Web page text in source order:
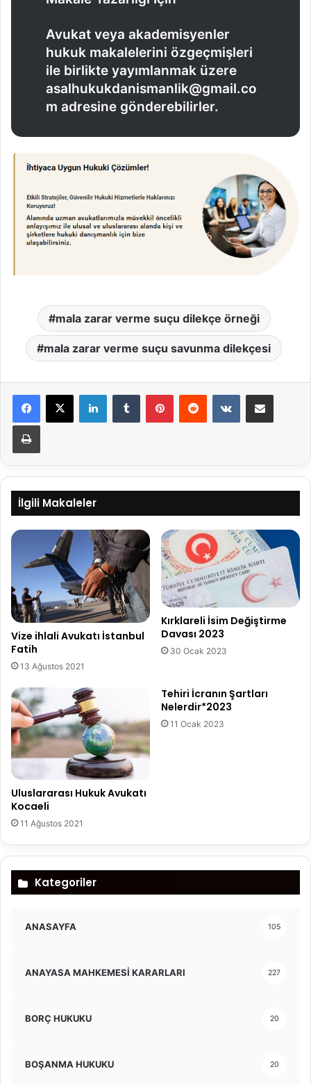
Avukat veya akademisyenler
hukuk makalelerini özgeçmişleri
ile birlikte yayımlanmak üzere
asalhukukdanismanlik@gmail.co
m adresine gönderebilirler.
mala zarar verme suçu dilekçe örneği
mala zarar verme suçu savunma dilekçesi
LinkedInTumblr PinterestReddit VKontakteE-Posta ile paylaş
Yazdır
İlgili Makaleler
Vize ihlali Avukatı İstanbul
Fatih
13 Ağustos 2021
Kırklareli İsim Değiştirme
Davası 2023
30 Ocak 2023
Uluslararası Hukuk Avukatı
Kocaeli
11 Ağustos 2021
Tehiri İcranın Şartları
Nelerdir*2023
11 Ocak 2023
Kategoriler
ANASAYFA 105
ANAYASA MAHKEMESİ KARARLARI 227
BORÇ HUKUKU 20
BOŞANMA HUKUKU 20